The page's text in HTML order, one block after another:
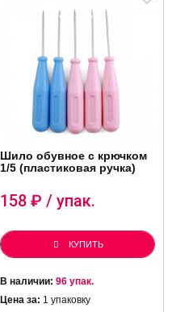
Шило обувное с крючком
1/5 (пластиковая ручка)
158 ₽ / упак.
КУПИТЬ
В наличии: 96 упак.
Цена за: 1 упаковку